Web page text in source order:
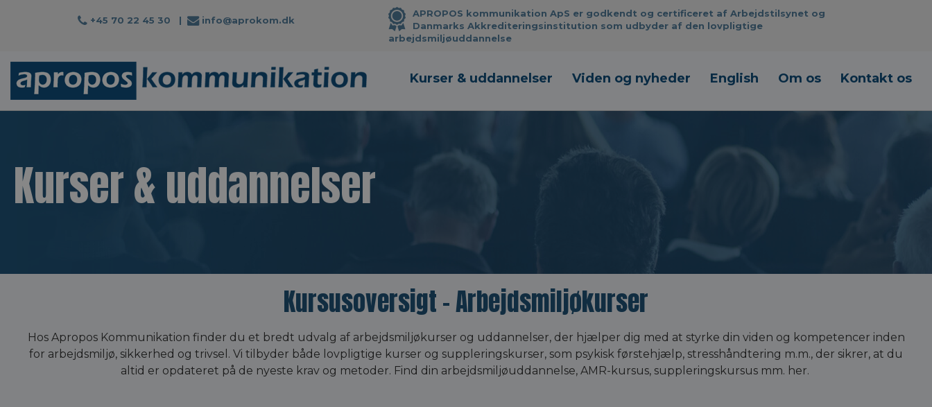
+45 70 22 45 30 | info@aprokom.dk
APROPOS kommunikation ApS er godkendt og certificeret af Arbejdstilsynet og
Danmarks Akkrediteringsinstitution som udbyder af den lovpligtige
arbejdsmiljøuddannelse
Kurser & uddannelser Viden og nyheder English Om os Kontakt os
Kurser & uddannelser
Kursusoversigt – Arbejdsmiljøkurser
Hos Apropos Kommunikation finder du et bredt udvalg af arbejdsmiljøkurser og uddannelser, der hjælper dig med at styrke din viden og kompetencer inden
for arbejdsmiljø, sikkerhed og trivsel. Vi tilbyder både lovpligtige kurser og suppleringskurser, som psykisk førstehjælp, stresshåndtering m.m., der sikrer, at du
altid er opdateret på de nyeste krav og metoder. Find din arbejdsmiljøuddannelse, AMR-kursus, suppleringskursus mm. her.